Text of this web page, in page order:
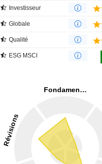
Investisseur
Globale
Qualité
ESG MSCI